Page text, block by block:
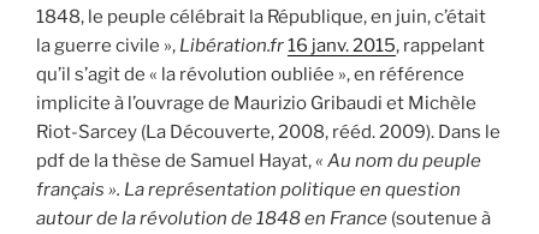
1848, le peuple célébrait la République, en juin, c’était
la guerre civile », Libération.fr16 janv. 2015, rappelant
qu’il s’agit de « la révolution oubliée », en référence
implicite à l’ouvrage de Maurizio Gribaudi et Michèle
Riot-Sarcey (La Découverte, 2008, rééd. 2009). Dans le
pdf de la thèse de Samuel Hayat,« Au nom du peuple
français ». La représentation politique en question
autour de la révolution de 1848 en France (soutenue à